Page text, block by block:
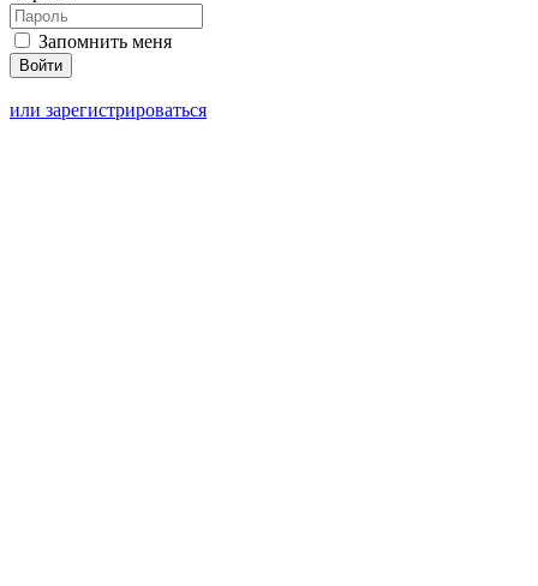
Запомнить меня
или зарегистрироваться